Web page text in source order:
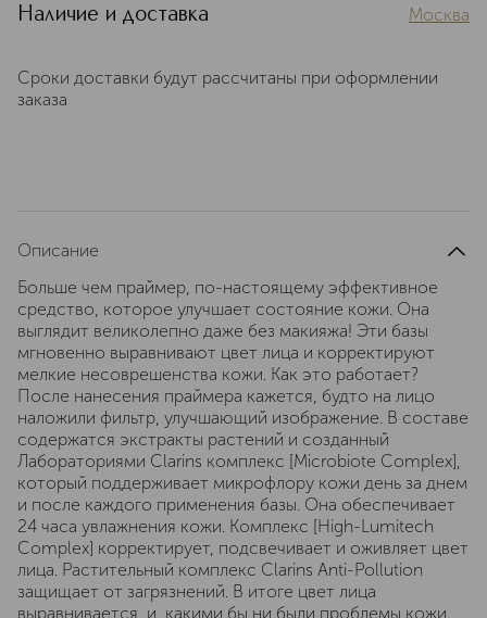
Наличие и доставка Москва
Сроки доставки будут рассчитаны при оформлении
заказа
Описание
Больше чем праймер, по-настоящему эффективное
средство, которое улучшает состояние кожи. Она
выглядит великолепно даже без макияжа! Эти базы
мгновенно выравнивают цвет лица и корректируют
мелкие несоврешенства кожи. Как это работает?
После нанесения праймера кажется, будто на лицо
наложили фильтр, улучшающий изображение. В составе
содержатся экстракты растений и созданный
Лабораториями Clarins комплекс [Microbiote Complex],
который поддерживает микрофлору кожи день за днем
и после каждого применения базы. Она обеспечивает
24 часа увлажнения кожи. Комплекс [High-Lumitech
Complex] корректирует, подсвечивает и оживляет цвет
лица. Растительный комплекс Clarins Anti-Pollution
защищает от загрязнений. В итоге цвет лица
выравнивается, и, какими бы ни были проблемы кожи,